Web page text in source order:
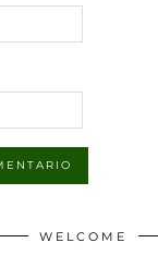
WELCOME